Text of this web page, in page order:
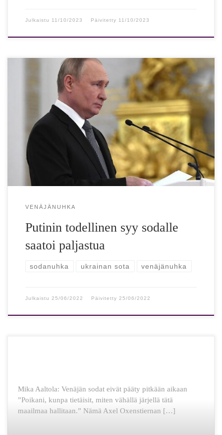
Julkaistu 11/10/2023 Päivitetty 11/10/2023
Putinin todellinen syy sodalle saattoi paljastua – seuraus
Suomelle voi olla ikävä Jos Putin saa säilyttää kasvonsa,
Venäjä tulee jatkamaan […]
VENÄJÄNUHKA
Putinin todellinen syy sodalle
saatoi paljastua
sodanuhka ukrainan sota venäjänuhka
Julkaistu 25/06/2022 Päivitetty 25/06/2022
Mika Aaltola: Venäjän sodat eivät pääty pitkään aikaan
”Poikani, kunpa tietäisit, miten vähällä järjellä tätä
maailmaa hallitaan.” Nämä Axel Oxenstiernan […]